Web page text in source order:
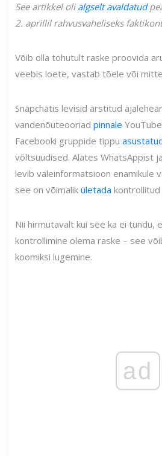
See artikkel oli algselt avaldatud
2. aprillil rahvusvaheliseks
Võib olla tohutult raske proovida
veebis loete, vastab tõele või
Snapchatis levisid arstitud
vandenõuteooriad pinnale
Facebooki gruppide tippu
võltsuudised. Alates WhatsAppist
levib valeinformatsioon enamikule
see on võimalik ületada
Nii hirmutavalt kui see ka ei tundu,
kontrollimine olema raske – see
koomiksi lugemine.
ad